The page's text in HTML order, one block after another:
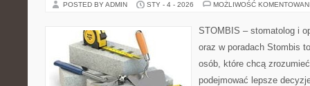
POSTED BY ADMIN STY - 4 - 2026 MOŻLIWOŚĆ
STOMBIS – stomatolog i
oraz w poradach Stombis
osób, które chcą
podejmować lepsze